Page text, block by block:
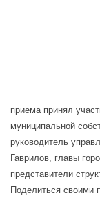
приема принял
муниципальной
руководитель
Гаврилов, главы
представители
Поделиться своими